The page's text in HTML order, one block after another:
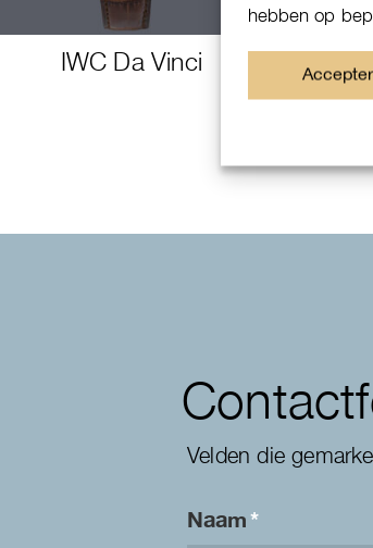
hebben op
IWC Da Vinci
Velden die
Naam*